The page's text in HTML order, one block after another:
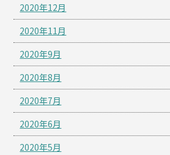
2020年12月
2020年11月
2020年9月
2020年8月
2020年7月
2020年6月
2020年5月